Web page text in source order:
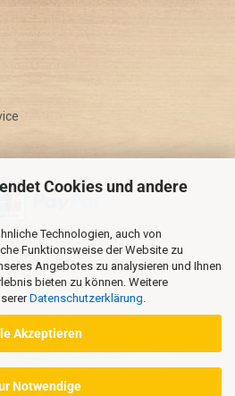
Cookies und andere
Technologien, auch von
Funktionsweise der Website zu
Angebotes zu analysieren und Ihnen
bieten zu können. Weitere
Datenschutzerklärung
Akzeptieren
Notwendige
Deutschland
kann die